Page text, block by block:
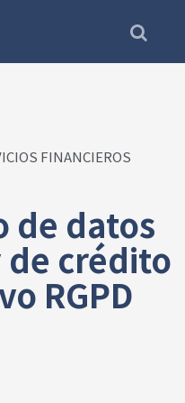
FINANCIEROS
de datos
crédito
RGPD